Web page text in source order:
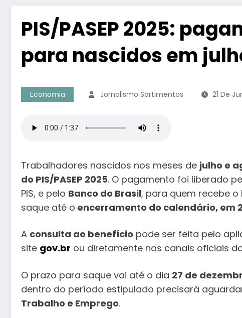
PIS/PASEP 2025:
para nascidos em
Economia Jornalismo Sortimentos 21 De
Trabalhadores nascidos nos meses de julho e
do PIS/PASEP 2025. O pagamento foi liberado
PIS, e pelo Banco do Brasil, para quem recebe o
saque até o encerramento do calendário, em
A consulta ao benefício pode ser feita pelo
site gov.br ou diretamente nos canais oficiais
O prazo para saque vai até o dia 27 de
dentro do período estipulado precisará
Trabalho e Emprego.